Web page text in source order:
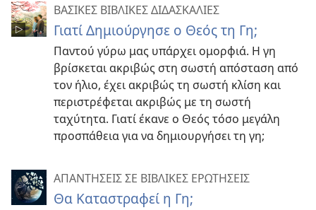
ΒΑΣΙΚΕΣ ΒΙΒΛΙΚΕΣ ΔΙΔΑΣΚΑΛΙΕΣ
Γιατί Δημιούργησε ο Θεός τη Γη;
Παντού γύρω μας υπάρχει ομορφιά. Η γη
βρίσκεται ακριβώς στη σωστή απόσταση από
τον ήλιο, έχει ακριβώς τη σωστή κλίση και
περιστρέφεται ακριβώς με τη σωστή
ταχύτητα. Γιατί έκανε ο Θεός τόσο μεγάλη
προσπάθεια για να δημιουργήσει τη γη;
ΑΠΑΝΤΗΣΕΙΣ ΣΕ ΒΙΒΛΙΚΕΣ ΕΡΩΤΗΣΕΙΣ
Θα Καταστραφεί η Γη;